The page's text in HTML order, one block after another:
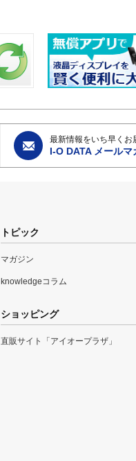
最新情報をいち早くお
I-O DATA メールマ
トピック
マガジン
knowledgeコラム
ショッピング
直販サイト「アイオープラザ」